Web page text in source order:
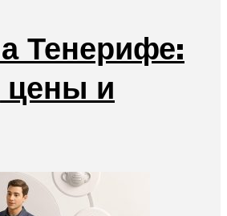
Тенерифе:
и